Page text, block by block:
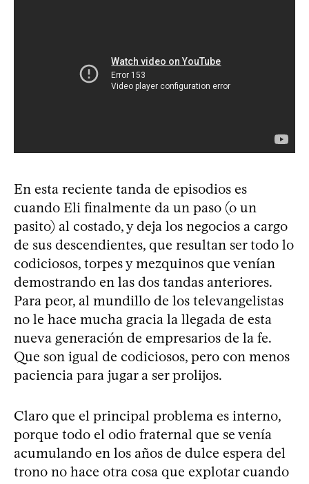
En esta reciente tanda de episodios es
cuando Eli finalmente da un paso (o un
pasito) al costado, y deja los negocios a cargo
de sus descendientes, que resultan ser todo lo
codiciosos, torpes y mezquinos que venían
demostrando en las dos tandas anteriores.
Para peor, al mundillo de los televangelistas
no le hace mucha gracia la llegada de esta
nueva generación de empresarios de la fe.
Que son igual de codiciosos, pero con menos
paciencia para jugar a ser prolijos.
Claro que el principal problema es interno,
porque todo el odio fraternal que se venía
acumulando en los años de dulce espera del
trono no hace otra cosa que explotar cuando